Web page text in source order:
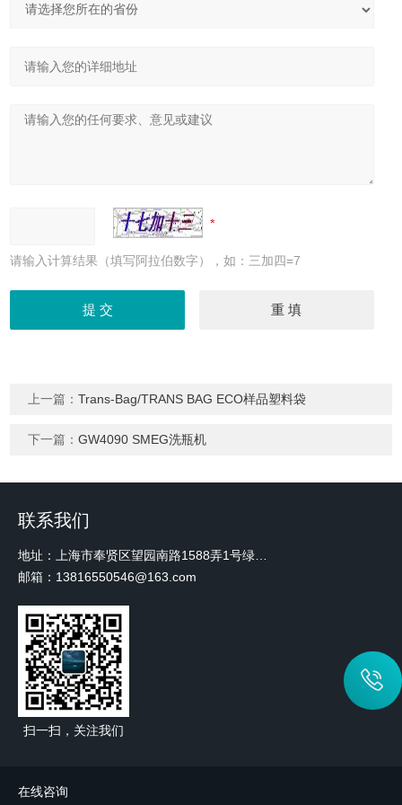
请输入计算结果（填写阿拉伯数字），如：三加四=7
上一篇：Trans-Bag/TRANS BAG ECO样品塑料袋
下一篇：GW4090 SMEG洗瓶机
联系我们
邮箱：13816550546@163.com
扫一扫，关注我们
在线咨询